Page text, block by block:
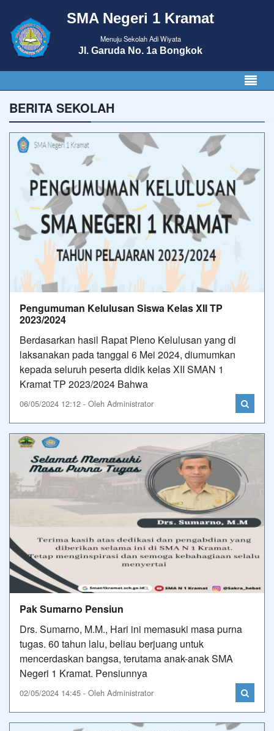
SMA Negeri 1 Kramat
Menuju Sekolah Adi Wiyata
Jl. Garuda No. 1a Bongkok
BERITA SEKOLAH
Pengumuman Kelulusan Siswa Kelas XII TP
2023/2024
Berdasarkan hasil Rapat Pleno Kelulusan yang di
laksanakan pada tanggal 6 Mei 2024, diumumkan
kepada seluruh peserta didik kelas XII SMAN 1
Kramat TP 2023/2024 Bahwa
06/05/2024 12:12 - Oleh Administrator
Pak Sumarno Pensiun
Drs. Sumarno, M.M., Hari ini memasuki masa purna
tugas. 60 tahun lalu, beliau berjuang untuk
mencerdaskan bangsa, terutama anak-anak SMA
Negeri 1 Kramat. Pensiunnya
02/05/2024 14:45 - Oleh Administrator